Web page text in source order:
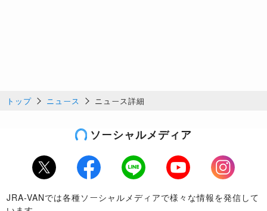
トップ ニュース ニュース詳細
ソーシャルメディア
Twitter Facebook LINE Youtube
Instagram
JRA-VANでは各種ソーシャルメディアで様々な情報を発信して